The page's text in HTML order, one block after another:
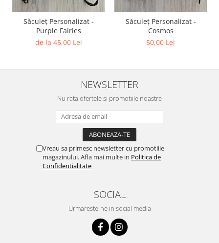
Săculeț Personalizat -
Purple Fairies
de la 45,00 Lei
Săculeț Personalizat -
Cosmos
50,00 Lei
NEWSLETTER
Nu rata ofertele si promotiile noastre
Vreau sa primesc newsletter cu promotiile
magazinului. Afla mai multe in Politica de
Confidentialitate
SOCIAL
Urmareste-ne in social media